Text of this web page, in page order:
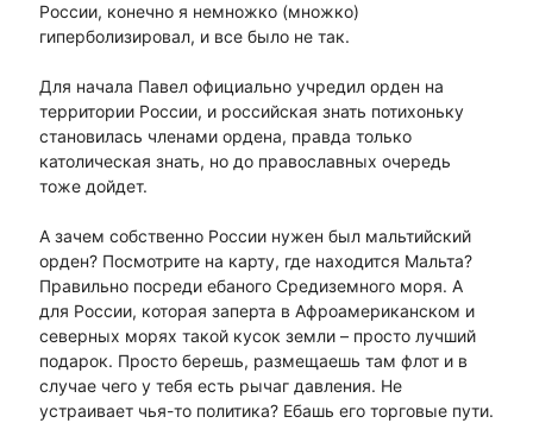
России, конечно я немножко (множко)
гиперболизировал, и все было не так.
Для начала Павел официально учредил орден на
территории России, и российская знать потихоньку
становилась членами ордена, правда только
католическая знать, но до православных очередь
тоже дойдет.
А зачем собственно России нужен был мальтийский
орден? Посмотрите на карту, где находится Мальта?
Правильно посреди ебаного Средиземного моря. А
для России, которая заперта в Афроамериканском и
северных морях такой кусок земли – просто лучший
подарок. Просто берешь, размещаешь там флот и в
случае чего у тебя есть рычаг давления. Не
устраивает чья-то политика? Ебашь его торговые пути.